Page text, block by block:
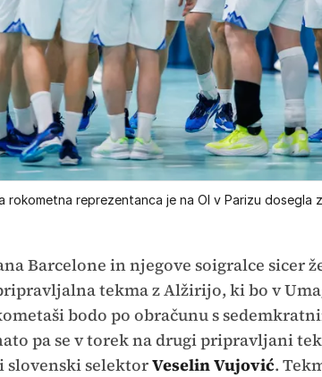
rokometna reprezentanca je na OI v Parizu dosegla
Barcelone in njegove soigralce sicer
tekma z Alžirijo, ki bo v
bodo po obračunu s
pa se v torek na drugi pripravljani
slovenski selektorVeselin Vujović.